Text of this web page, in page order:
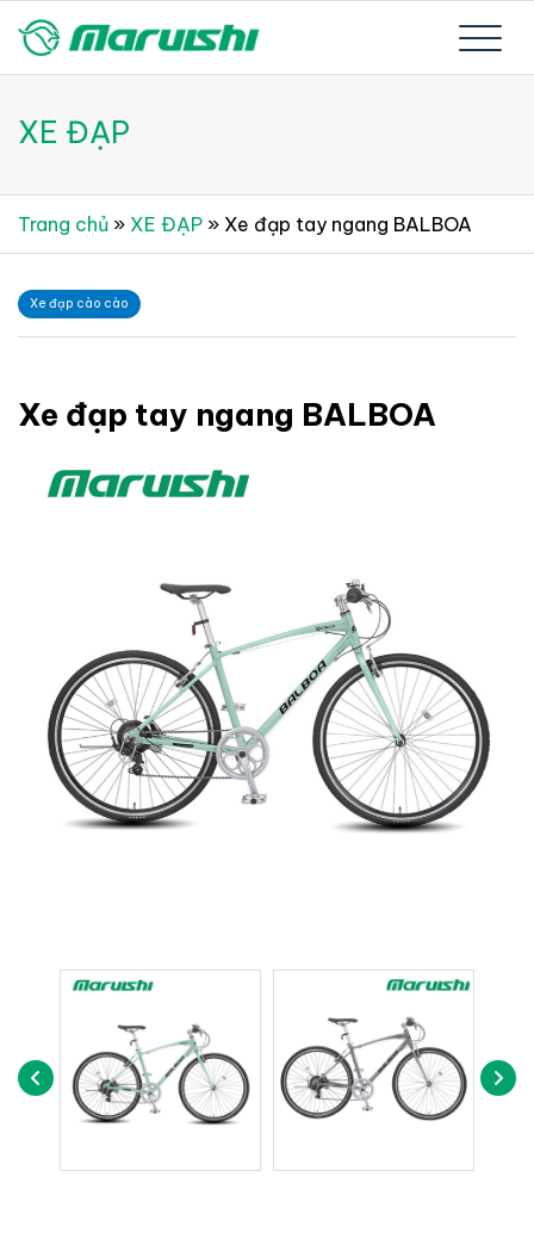
Skip
content
Xe đạp Nhật Bản Maruishi –
Since 1894
Xe đạp Nhật Bản nguyên thùng mới 100%
XE ĐẠP
Trang chủ » XE ĐẠP » Xe đạp tay ngang BALBOA
Xe đạp cào cào
Xe đạp tay ngang BALBOA